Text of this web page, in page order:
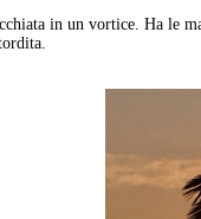
in un vortice. Ha le